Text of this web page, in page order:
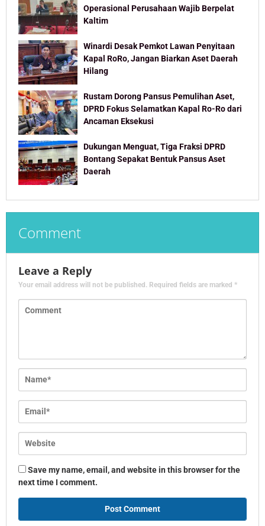
Operasional Perusahaan Wajib Berpelat
Kaltim
Winardi Desak Pemkot Lawan Penyitaan
Kapal RoRo, Jangan Biarkan Aset Daerah
Hilang
Rustam Dorong Pansus Pemulihan Aset,
DPRD Fokus Selamatkan Kapal Ro-Ro dari
Ancaman Eksekusi
Dukungan Menguat, Tiga Fraksi DPRD
Bontang Sepakat Bentuk Pansus Aset
Daerah
Comment
Leave a Reply
Your email address will not be published. Required fields are marked *
Save my name, email, and website in this browser for the
next time I comment.